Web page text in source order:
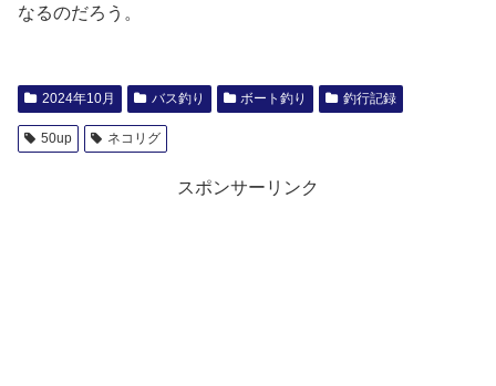
なるのだろう。
2024年10月 バス釣り ボート釣り 釣行記録
50up ネコリグ
スポンサーリンク